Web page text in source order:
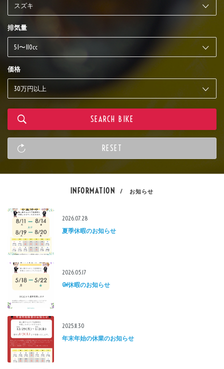
排気量
価格
INFORMATION / お知らせ
2026.07.28
夏季休暇のお知らせ
2026.05.17
GW休暇のお知らせ
2025.11.30
年末年始の休業のお知らせ